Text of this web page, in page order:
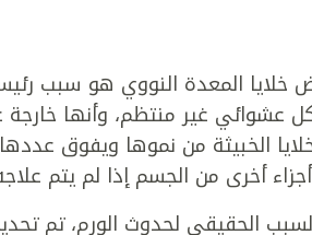
خلايا المعدة النووي هو سبب
عشوائي غير منتظم، وأنها
الخبيثة من نموها ويفوق
أخرى من الجسم إذا لم يتم
الحقيقي لحدوث الورم، تم